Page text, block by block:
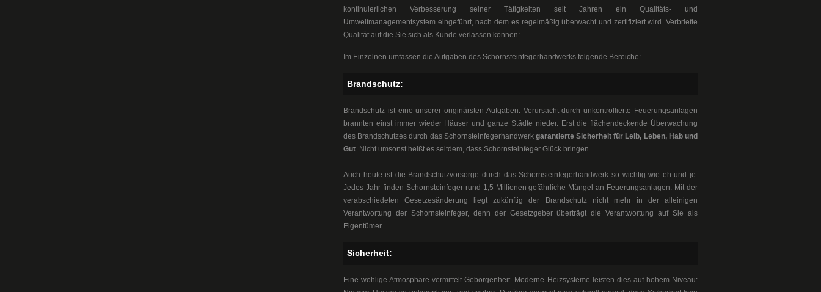
kontinuierlichen Verbesserung seiner Tätigkeiten seit Jahren ein Qualitäts- und
Umweltmanagementsystem eingeführt, nach dem es regelmäßig überwacht und zertifiziert wird. Verbriefte
Qualität auf die Sie sich als Kunde verlassen können:
Im Einzelnen umfassen die Aufgaben des Schornsteinfegerhandwerks folgende Bereiche:
Brandschutz:
Brandschutz ist eine unserer originärsten Aufgaben. Verursacht durch unkontrollierte Feuerungsanlagen
brannten einst immer wieder Häuser und ganze Städte nieder. Erst die flächendeckende Überwachung
des Brandschutzes durch das Schornsteinfegerhandwerk garantierte Sicherheit für Leib, Leben, Hab und
Gut. Nicht umsonst heißt es seitdem, dass Schornsteinfeger Glück bringen.
Auch heute ist die Brandschutzvorsorge durch das Schornsteinfegerhandwerk so wichtig wie eh und je.
Jedes Jahr finden Schornsteinfeger rund 1,5 Millionen gefährliche Mängel an Feuerungsanlagen. Mit der
verabschiedeten Gesetzesänderung liegt zukünftig der Brandschutz nicht mehr in der alleinigen
Verantwortung der Schornsteinfeger, denn der Gesetzgeber überträgt die Verantwortung auf Sie als
Eigentümer.
Sicherheit:
Eine wohlige Atmosphäre vermittelt Geborgenheit. Moderne Heizsysteme leisten dies auf hohem Niveau: